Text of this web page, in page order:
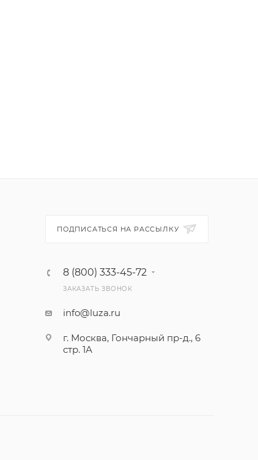
ПОДПИСАТЬСЯ НА РАССЫЛКУ
8 (800) 333-45-72
ЗАКАЗАТЬ ЗВОНОК
info@luza.ru
г. Москва, Гончарный пр-д., 6
стр. 1А